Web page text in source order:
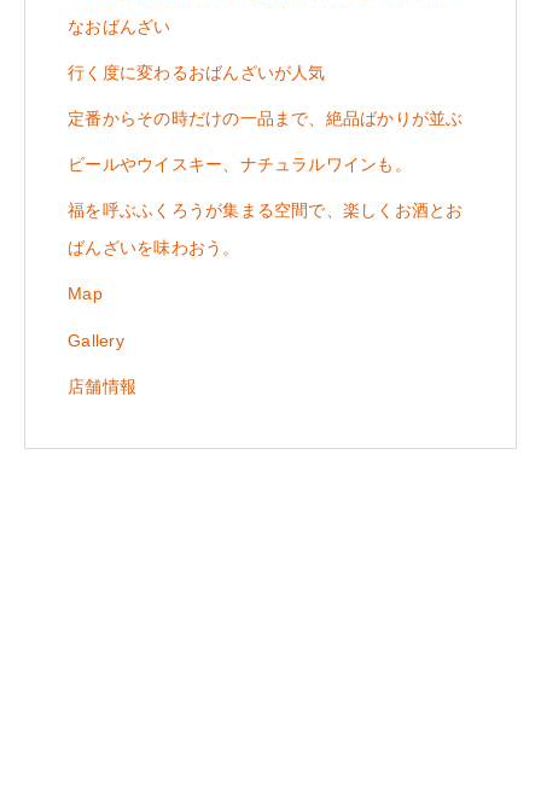
なおばんざい
行く度に変わるおばんざいが人気
定番からその時だけの一品まで、絶品ばかりが並ぶ
ビールやウイスキー、ナチュラルワインも。
福を呼ぶふくろうが集まる空間で、楽しくお酒とお
ばんざいを味わおう。
Map
Gallery
店舗情報